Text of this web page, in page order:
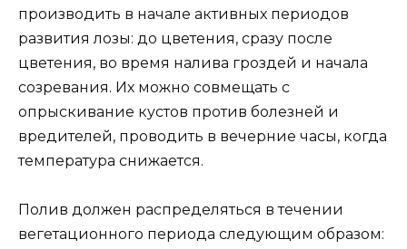
производить в начале активных периодов
развития лозы: до цветения, сразу после
цветения, во время налива гроздей и начала
созревания. Их можно совмещать с
опрыскивание кустов против болезней и
вредителей, проводить в вечерние часы, когда
температура снижается.
Полив должен распределяться в течении
вегетационного периода следующим образом: